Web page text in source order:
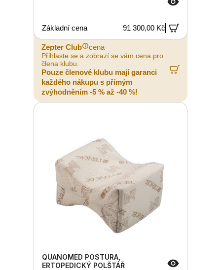
Základní cena 91 300,00 Kč
Zepter Club cena
Přihlaste se a zobrazí se vám cena pro
člena klubu.
Pouze členové klubu mají garanci
každého nákupu s přímým
zvýhodněním -5 % až -40 %!
QUANOMED POSTURA,
ERTOPEDICKÝ POLŠTÁŘ